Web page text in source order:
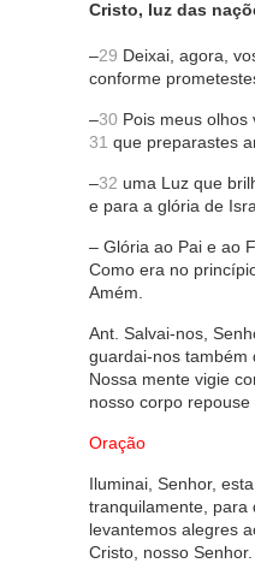
Cristo, luz das
–29 Deixai, agora,
conforme
–30 Pois meus olhos
31 que preparastes
–32 uma Luz que
e para a glória de
– Glória ao Pai e ao
Como era no
Amém.
Ant. Salvai-nos,
guardai-nos também
Nossa mente vigie
nosso corpo repouse
Oração
Iluminai, Senhor,
tranquilamente, para
levantemos alegres
Cristo, nosso